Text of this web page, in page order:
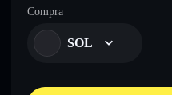
Compra
SOL